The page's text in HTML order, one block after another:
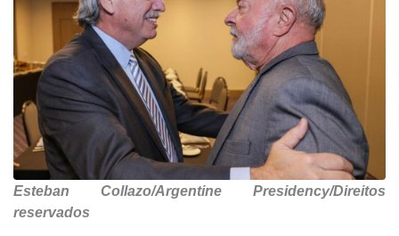
Esteban Collazo/Argentine Presidency/Direitos
reservados